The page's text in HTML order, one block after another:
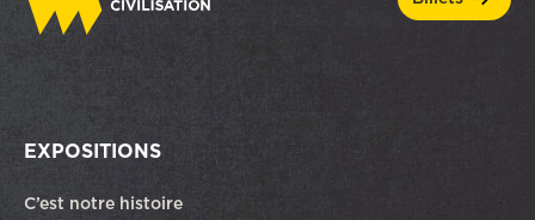
EXPOSITIONS
C’est notre histoire